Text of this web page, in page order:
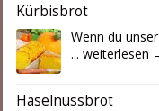
Kürbisbrot
Wenn du
... weiterlesen
Haselnussbrot